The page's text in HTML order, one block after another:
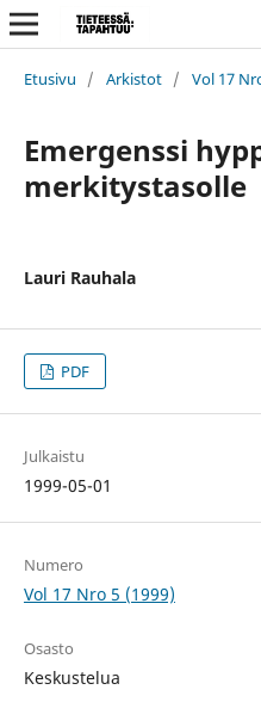
Etusivu / Arkistot / Vol 17
Emergenssi
merkitystasolle
Lauri Rauhala
PDF
Julkaistu
1999-05-01
Numero
Vol 17 Nro 5 (1999)
Osasto
Keskustelua